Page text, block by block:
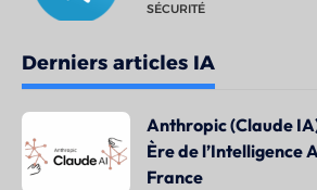
SÉCURITÉ
Derniers articles IA
Anthropic (Claude
Ère de l’Intelligence
France